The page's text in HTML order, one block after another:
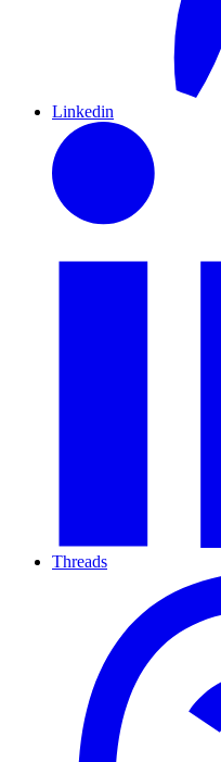
Linkedin
Threads